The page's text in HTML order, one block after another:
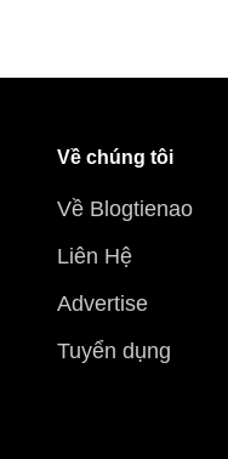
Về chúng tôi
Về Blogtienao
Liên Hệ
Advertise
Tuyển dụng